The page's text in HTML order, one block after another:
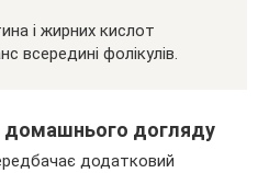
і жирних кислот
всередині фолікулів.
догляду
додатковий